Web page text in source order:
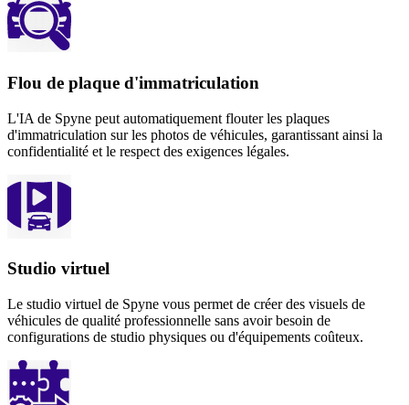
Flou de plaque d'immatriculation
L'IA de Spyne peut automatiquement flouter les plaques
d'immatriculation sur les photos de véhicules, garantissant ainsi la
confidentialité et le respect des exigences légales.
Studio virtuel
Le studio virtuel de Spyne vous permet de créer des visuels de
véhicules de qualité professionnelle sans avoir besoin de
configurations de studio physiques ou d'équipements coûteux.